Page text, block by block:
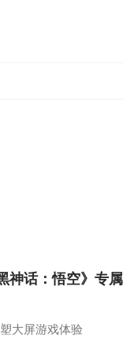
神话：悟空》专
大屏游戏体验